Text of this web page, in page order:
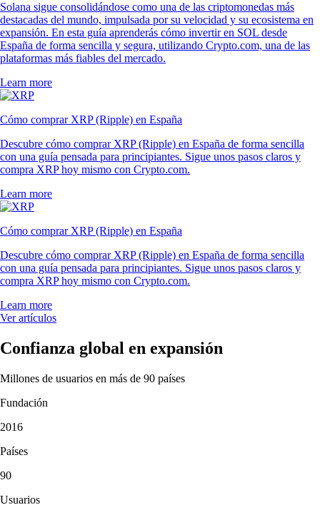
Solana sigue consolidándose como una de las criptomonedas más
destacadas del mundo, impulsada por su velocidad y su ecosistema en
expansión. En esta guía aprenderás cómo invertir en SOL desde
España de forma sencilla y segura, utilizando Crypto.com, una de las
plataformas más fiables del mercado.
Learn more
Cómo comprar XRP (Ripple) en España
Descubre cómo comprar XRP (Ripple) en España de forma sencilla
con una guía pensada para principiantes. Sigue unos pasos claros y
compra XRP hoy mismo con Crypto.com.
Learn more
Cómo comprar XRP (Ripple) en España
Descubre cómo comprar XRP (Ripple) en España de forma sencilla
con una guía pensada para principiantes. Sigue unos pasos claros y
compra XRP hoy mismo con Crypto.com.
Learn more
Ver artículos
Confianza global en expansión
Millones de usuarios en más de 90 países
Fundación
2016
Países
90
Usuarios